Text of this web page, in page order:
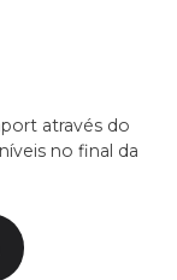
através do
no final da